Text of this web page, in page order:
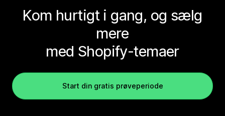
Kom hurtigt i gang, og sælg
mere
med Shopify-temaer
Start din gratis prøveperiode